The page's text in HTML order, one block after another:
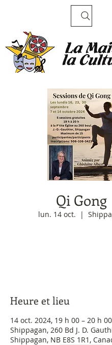
Qi Gong
lun. 14 oct.
  |
Heure et lieu
14 oct. 2024, 19 h 00 – 20 h 00
Shippagan, 260 Bd J. D.
Shippagan, NB E8S 1R1,